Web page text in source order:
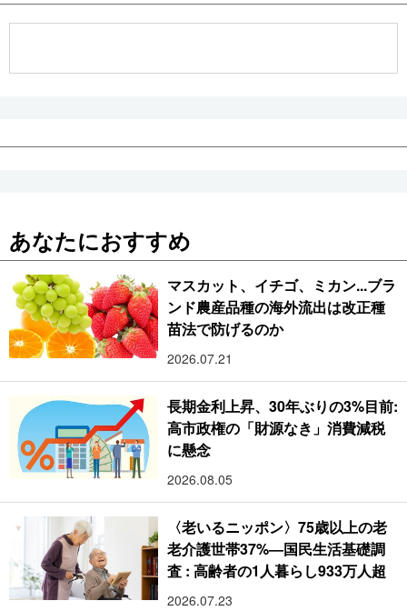
あなたにおすすめ
マスカット、イチゴ、ミカン...ブラ
ンド農産品種の海外流出は改正種
苗法で防げるのか
2026.07.21
長期金利上昇、30年ぶりの3%目前:
高市政権の「財源なき」消費減税
に懸念
2026.08.05
〈老いるニッポン〉75歳以上の老
老介護世帯37%―国民生活基礎調
査 : 高齢者の1人暮らし933万人超
2026.07.23